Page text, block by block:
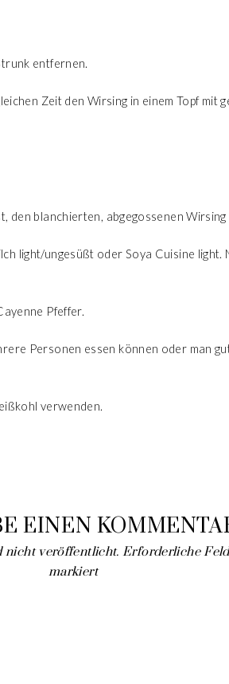
entfernen.
Zeit den Wirsing in einem Topf mit
blanchierten, abgegossenen Wirsing
light/ungesüßt oder Soya Cuisine
Pfeffer.
Personen essen können oder man
verwenden.
EINEN
nicht veröffentlicht. Erforderliche
markiert